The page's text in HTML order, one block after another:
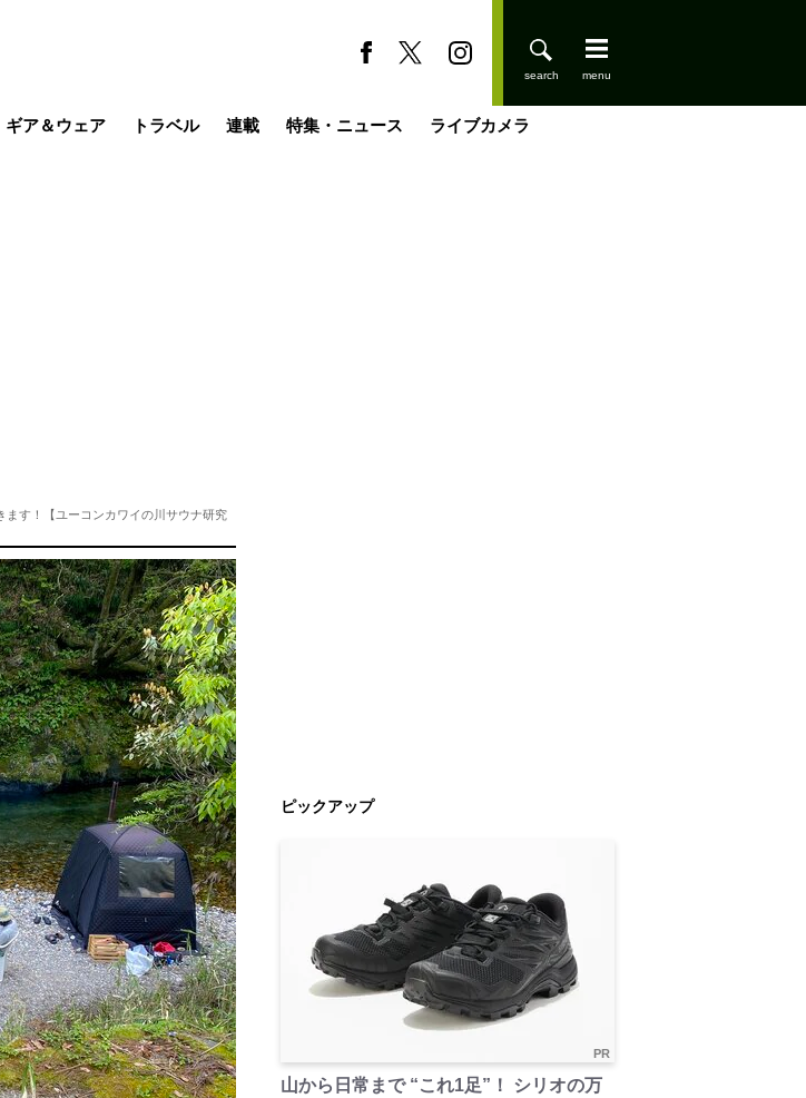
ギア＆ウェア トラベル 連載 特集・ニュース ライブカメラ
ます！【ユーコンカワイの川サウナ研究
ピックアップ
PR
山から日常まで “これ1足”！ シリオの万